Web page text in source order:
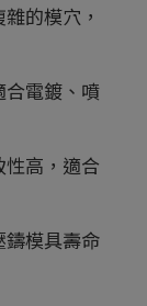
的模穴，
合電鍍、噴
高，適合
模具壽命